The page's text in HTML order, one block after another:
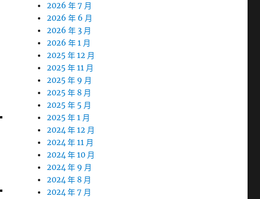
2026 年 7 月
2026 年 6 月
2026 年 3 月
2026 年 1 月
2025 年 12 月
2025 年 11 月
2025 年 9 月
2025 年 8 月
2025 年 5 月
2025 年 1 月
2024 年 12 月
2024 年 11 月
2024 年 10 月
2024 年 9 月
2024 年 8 月
2024 年 7 月